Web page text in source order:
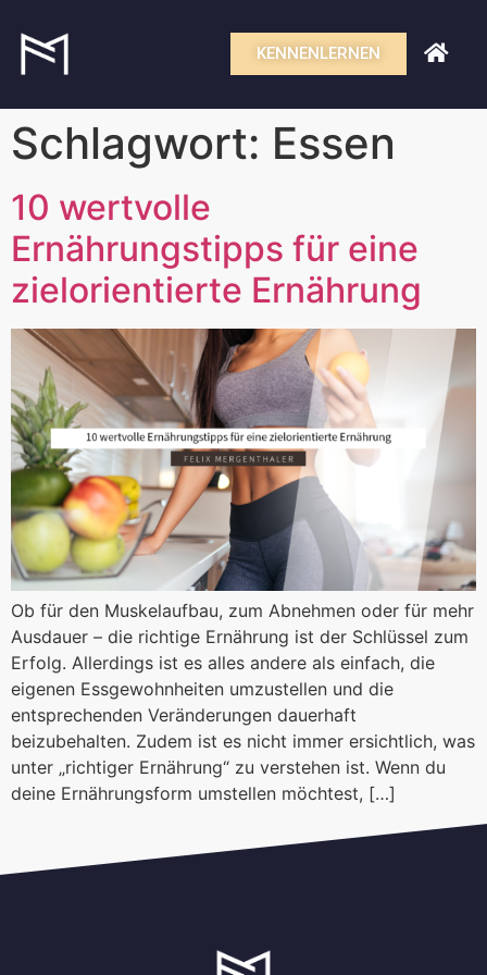
KENNENLERNEN
Schlagwort: Essen
10 wertvolle
Ernährungstipps für eine
zielorientierte Ernährung
Ob für den Muskelaufbau, zum Abnehmen oder für mehr
Ausdauer – die richtige Ernährung ist der Schlüssel zum
Erfolg. Allerdings ist es alles andere als einfach, die
eigenen Essgewohnheiten umzustellen und die
entsprechenden Veränderungen dauerhaft
beizubehalten. Zudem ist es nicht immer ersichtlich, was
unter „richtiger Ernährung“ zu verstehen ist. Wenn du
deine Ernährungsform umstellen möchtest, […]